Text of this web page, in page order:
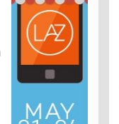
HUT
Radin Inten
5 Agustus 2026